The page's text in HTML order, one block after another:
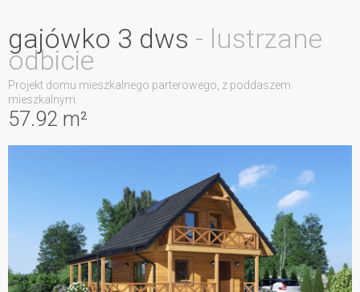
57.92 m²
gajówko 3 dws - lustrzane
odbicie
Projekt domu mieszkalnego parterowego, z poddaszem
mieszkalnym.